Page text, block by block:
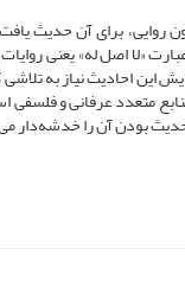
در متون روایی، برای آن
عبارت «لا اصل له» یعنی
از روایات بی‌اساس را به پیامبر2 نسبت داده اند که
متعدد عرفانی و
بودن آن را خدشه‌دار